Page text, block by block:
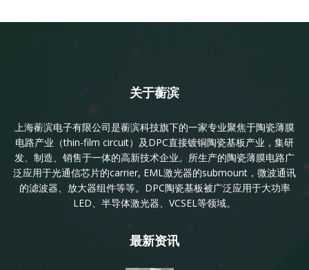
关于蘅滨
上海蘅滨电子有限公司是蘅滨科技旗下的一家专业聚焦于陶瓷薄膜
电路产业（thin-film circuit）及DPC直接镀铜陶瓷基板产业，集研
发、制造、销售于一体的高新技术企业。所生产的陶瓷薄膜电路广
泛应用于光通信芯片的carrier, EML激光器的submount，微波通讯
的滤波器、放大器组件等等。DPC陶瓷基板被广泛应用于大功率
LED、半导体激光器、VCSEL等领域。
最新资讯